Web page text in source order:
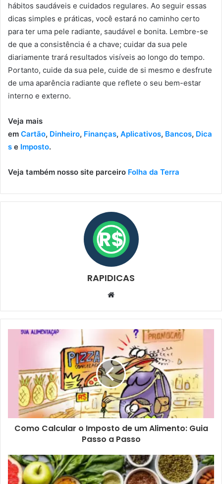
hábitos saudáveis e cuidados regulares. Ao seguir essas
dicas simples e práticas, você estará no caminho certo
para ter uma pele radiante, saudável e bonita. Lembre-se
de que a consistência é a chave; cuidar da sua pele
diariamente trará resultados visíveis ao longo do tempo.
Portanto, cuide da sua pele, cuide de si mesmo e desfrute
de uma aparência radiante que reflete o seu bem-estar
interno e externo.
Veja mais
em Cartão, Dinheiro, Finanças, Aplicativos, Bancos, Dica
s e Imposto.
Veja também nosso site parceiro Folha da Terra
RAPIDICAS
Website
Como Calcular o Imposto de um Alimento: Guia
Passo a Passo